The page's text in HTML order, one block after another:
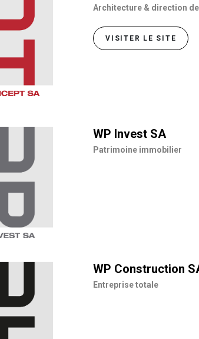
Architecture & direction
VISITER LE SITE
WP Invest SA
Patrimoine immobilier
WP Construction
Entreprise totale